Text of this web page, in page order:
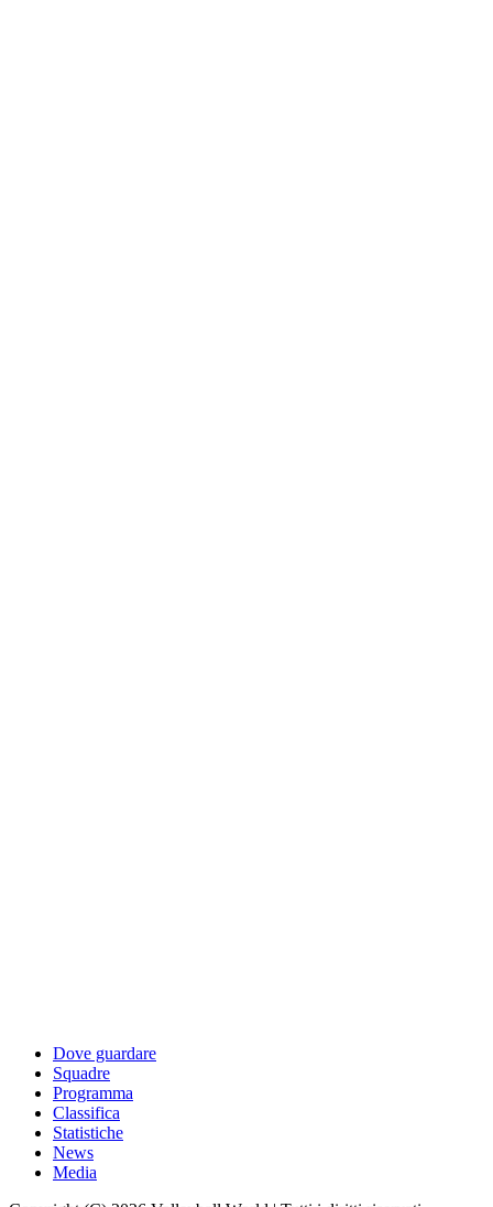
Dove guardare
Squadre
Programma
Classifica
Statistiche
News
Media